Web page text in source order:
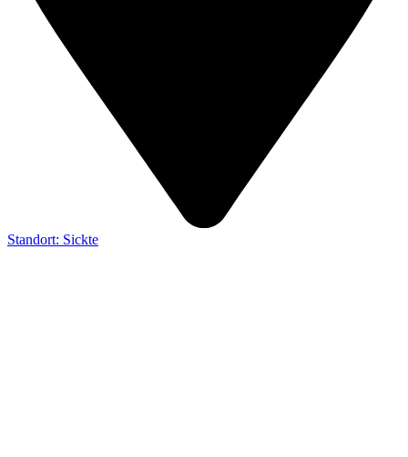
Standort: Sickte